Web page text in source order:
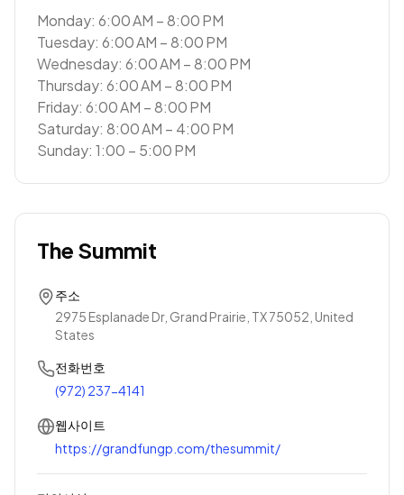
Monday: 6:00 AM – 8:00 PM
Tuesday: 6:00 AM – 8:00 PM
Wednesday: 6:00 AM – 8:00 PM
Thursday: 6:00 AM – 8:00 PM
Friday: 6:00 AM – 8:00 PM
Saturday: 8:00 AM – 4:00 PM
Sunday: 1:00 – 5:00 PM
The Summit
주소
2975 Esplanade Dr, Grand Prairie, TX 75052, United
States
전화번호
(972) 237-4141
웹사이트
https://grandfungp.com/thesummit/